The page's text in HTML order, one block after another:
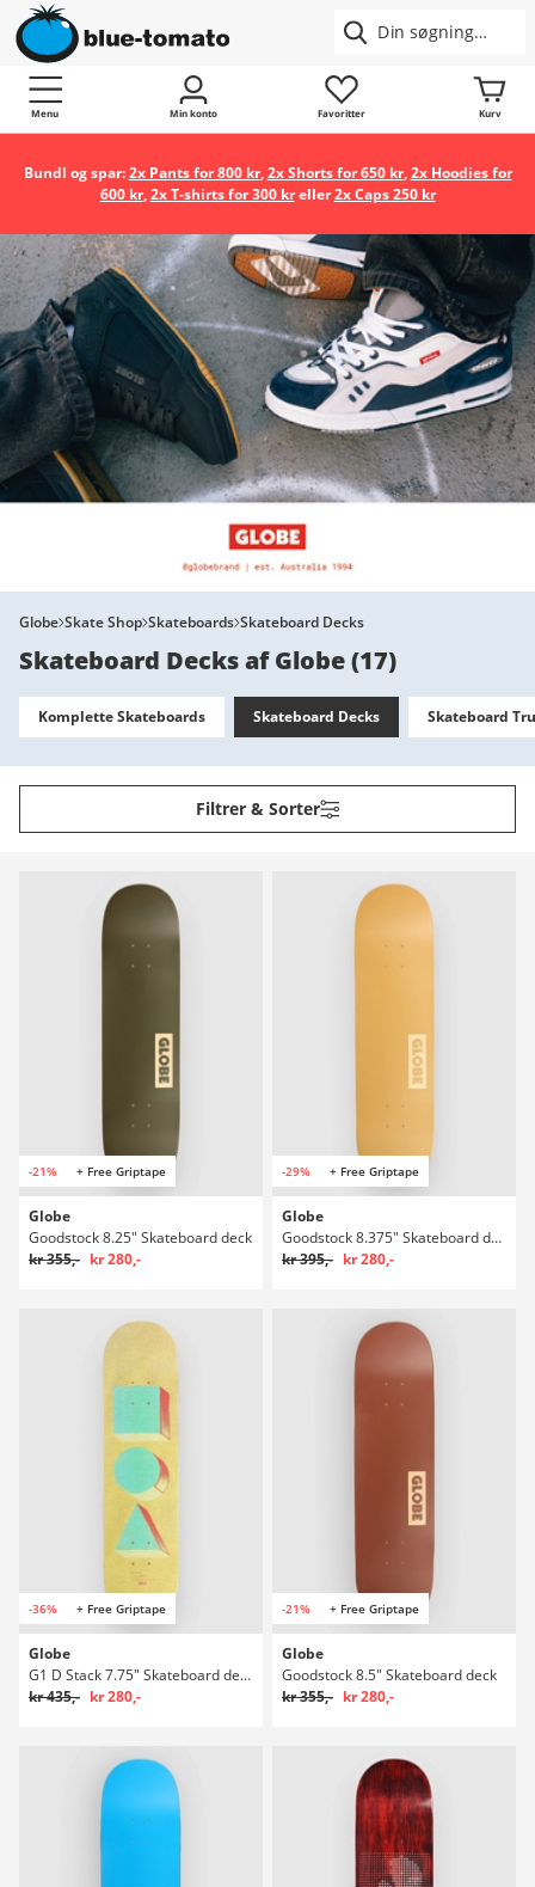
Menu Min konto Favoritter Kurv
Bundl og spar:2x Pants for 800 kr,2x Shorts for 650 kr,2x Hoodies for
600 kr,2x T-shirts for 300 kreller2x Caps 250 kr
Globe Skate Shop Skateboards Skateboard Decks
Skateboard Decks af Globe(17)
Komplette Skateboards Skateboard Decks Skateboard
Filtrer & Sorter
-21% + Free Griptape
Globe
Goodstock 8.25" Skateboard deck
kr 355,- kr 280,-
-29% + Free Griptape
Globe
Goodstock 8.375" Skateboard deck
kr 395,- kr 280,-
-36% + Free Griptape
Globe
G1 D Stack 7.75" Skateboard deck
kr 435,- kr 280,-
-21% + Free Griptape
Globe
Goodstock 8.5" Skateboard deck
kr 355,- kr 280,-